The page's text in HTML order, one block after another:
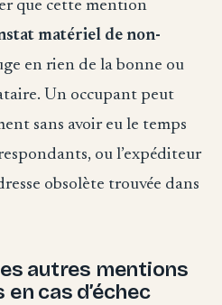
que cette mention
matériel de non-
en rien de la bonne ou
Un occupant peut
sans avoir eu le temps
ou l’expéditeur
obsolète trouvée dans
autres mentions
cas d’échec